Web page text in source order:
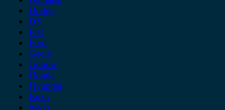
Dodge
DS
Fiat
Ford
Geely
Gonow
Honda
Hyundai
Isuzu
iveco